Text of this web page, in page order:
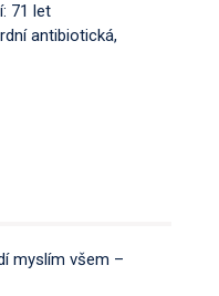
71 let
antibiotická,
myslím všem –